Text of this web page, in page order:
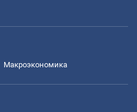
Mакроэкономика